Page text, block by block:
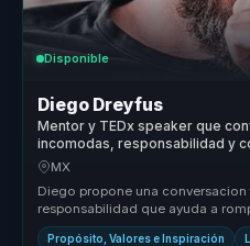
Disponible
Diego Dreyfus
Mentor y TEDx speaker que
incomodas, responsabilidad y
lideres y equipos.
MX
Diego propone una
responsabilidad que ayuda a
personales y ab...
Propósito, Valores e Inspiración